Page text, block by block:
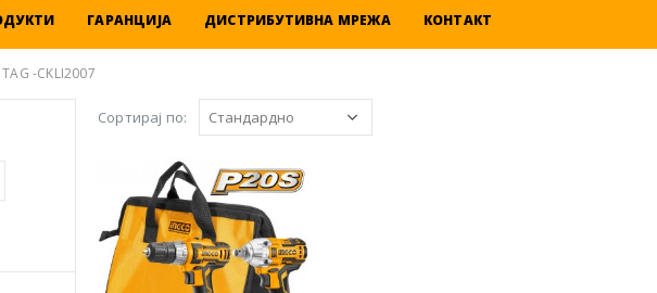
ГАРАНЦИЈА ДИСТРИБУТИВНА МРЕЖА КОНТАКТ
-CKLI2007
Сортирај по: